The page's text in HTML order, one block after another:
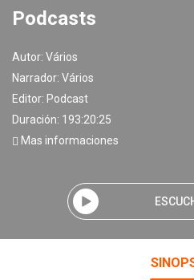
Podcasts
Autor: Vários
Narrador: Vários
Editor: Podcast
Duración: 193:20:25
Mas informaciones